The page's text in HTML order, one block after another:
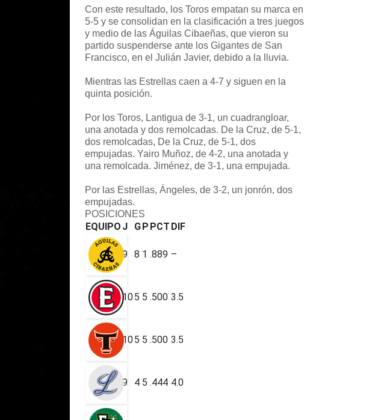
Con este resultado, los Toros empatan su marca en
5-5 y se consolidan en la clasificación a tres juegos
y medio de las Águilas Cibaeñas, que vieron su
partido suspenderse ante los Gigantes de San
Francisco, en el Julián Javier, debido a la lluvia.
Mientras las Estrellas caen a 4-7 y siguen en la
quinta posición.
Por los Toros, Lantigua de 3-1, un cuadrangloar,
una anotada y dos remolcadas. De la Cruz, de 5-1,
dos remolcadas, De la Cruz, de 5-1, dos
empujadas. Yairo Muñoz, de 4-2, una anotada y
una remolcada. Jiménez, de 3-1, una empujada.
Por las Estrellas, Ángeles, de 3-2, un jonrón, dos
empujadas.
POSICIONES
EQUIPO J G P PCT DIF
9 8 1 .889 –
105 5 .500 3.5
105 5 .500 3.5
9 4 5 .444 4.0